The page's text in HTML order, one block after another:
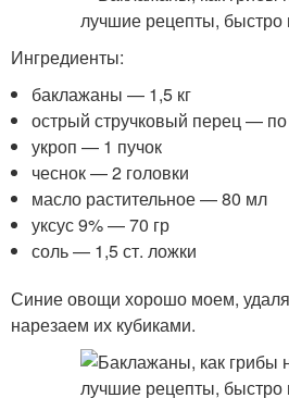
Ингредиенты:
баклажаны — 1,5 кг
острый стручковый перец —
укроп — 1 пучок
чеснок — 2 головки
масло растительное — 80 мл
уксус 9% — 70 гр
соль — 1,5 ст. ложки
Синие овощи хорошо моем,
нарезаем их кубиками.